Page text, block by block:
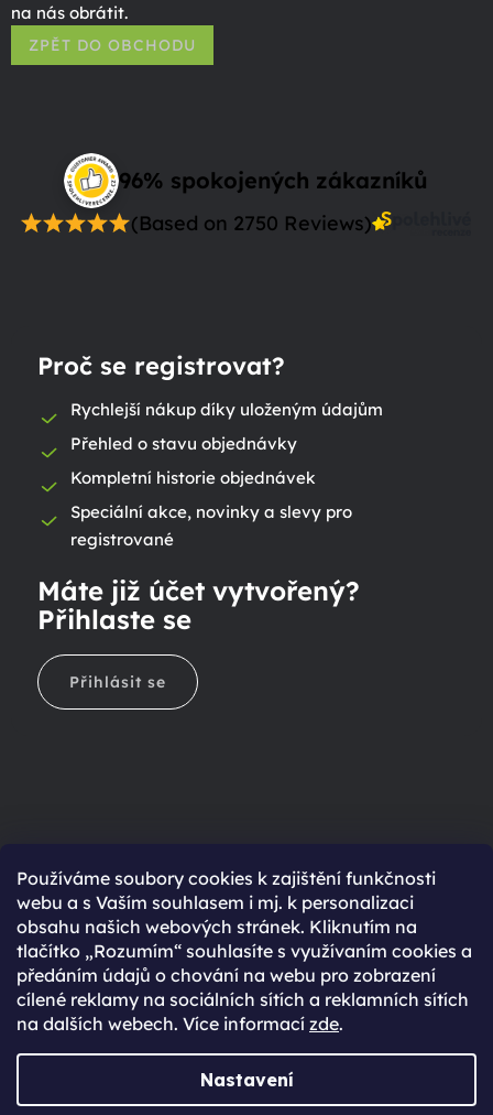
Používáme soubory cookies k zajištění funkčnosti
webu a s Vaším souhlasem i mj. k personalizaci
obsahu našich webových stránek. Kliknutím na
tlačítko „Rozumím“ souhlasíte s využívaním cookies a
předáním údajů o chování na webu pro zobrazení
cílené reklamy na sociálních sítích a reklamních sítích
na dalších webech. Více informací zde.
Nastavení
na nás obrátit.
ZPĚT DO OBCHODU
96% spokojených zákazníků
(Based on 2750 Reviews)
Proč se registrovat?
Rychlejší nákup díky uloženým údajům
Přehled o stavu objednávky
Kompletní historie objednávek
Speciální akce, novinky a slevy pro
registrované
Máte již účet vytvořený?
Přihlaste se
Přihlásit se
Ještě nemáte účet?
Rychlejší nákup díky uloženým údajům
Přehled o stavu objednávky
Kompletní historie objednávek
Speciální akce, novinky a slevy pro registrované